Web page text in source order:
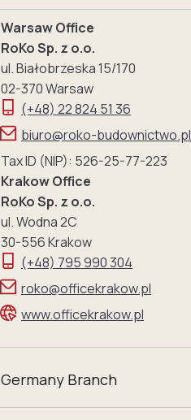
Warsaw Office
RoKo Sp. z o.o.
ul. Białobrzeska 15/170
02-370 Warsaw
(+48) 22 824 51 36
biuro@roko-budownictwo.pl
Tax ID (NIP): 526-25-77-223
Krakow Office
RoKo Sp. z o.o.
ul. Wodna 2C
30-556 Krakow
(+48) 795 990 304
roko@officekrakow.pl
www.officekrakow.pl
Germany Branch